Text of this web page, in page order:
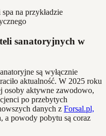
sanatoryjnych w
są wyłącznie
aktualność. W 2025 roku
osoby aktywne zawodowo,
po przebytych
danych z Forsal.pl,
a powody pobytu są coraz